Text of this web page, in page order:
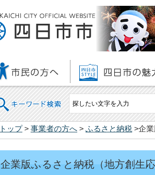
キーワード検索
トップ> 事業者の方へ > ふるさと納税 >企
企業版ふるさと納税（地方創生